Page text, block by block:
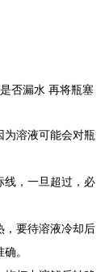
否漏水 再将瓶塞
为溶液可能会对瓶
线，一旦超过，必
，要待溶液冷却后
。